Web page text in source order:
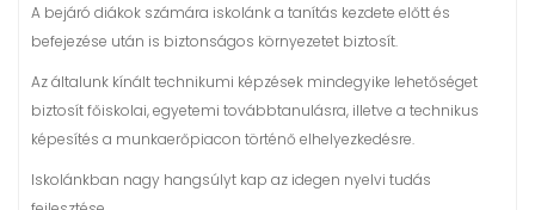
A bejáró diákok számára iskolánk a tanítás kezdete előtt és
befejezése után is biztonságos környezetet biztosít.
Az általunk kínált technikumi képzések mindegyike lehetőséget
biztosít főiskolai, egyetemi továbbtanulásra, illetve a technikus
képesítés a munkaerőpiacon történő elhelyezkedésre.
Iskolánkban nagy hangsúlyt kap az idegen nyelvi tudás